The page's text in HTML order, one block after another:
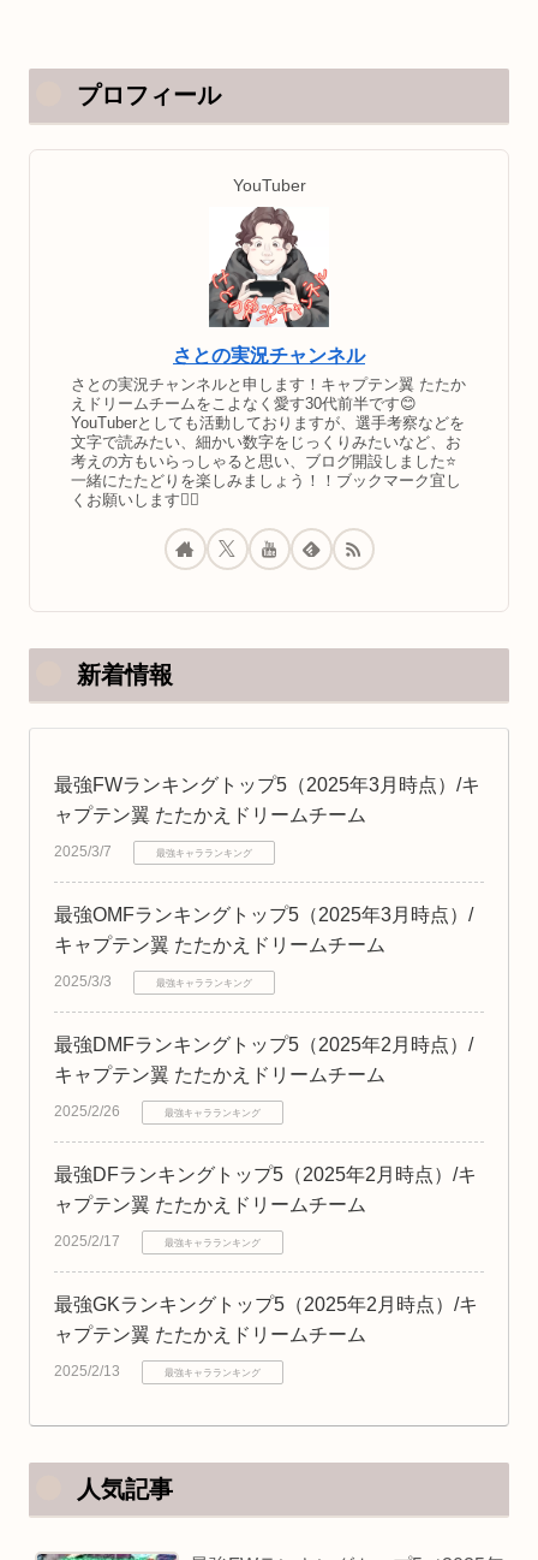
プロフィール
YouTuber
さとの実況チャンネル
さとの実況チャンネルと申します！キャプテン翼 たたか
えドリームチームをこよなく愛す30代前半です😊
YouTuberとしても活動しておりますが、選手考察などを
文字で読みたい、細かい数字をじっくりみたいなど、お
考えの方もいらっしゃると思い、ブログ開設しました⭐️
一緒にたたどりを楽しみましょう！！ブックマーク宜し
くお願いします🙇‍♂️
新着情報
最強FWランキングトップ5（2025年3月時点）/キ
ャプテン翼 たたかえドリームチーム
2025/3/7 最強キャラランキング
最強OMFランキングトップ5（2025年3月時点）/
キャプテン翼 たたかえドリームチーム
2025/3/3 最強キャラランキング
最強DMFランキングトップ5（2025年2月時点）/
キャプテン翼 たたかえドリームチーム
2025/2/26 最強キャラランキング
最強DFランキングトップ5（2025年2月時点）/キ
ャプテン翼 たたかえドリームチーム
2025/2/17 最強キャラランキング
最強GKランキングトップ5（2025年2月時点）/キ
ャプテン翼 たたかえドリームチーム
2025/2/13 最強キャラランキング
人気記事